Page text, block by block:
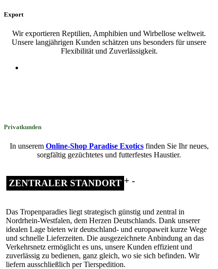
Export
Wir exportieren Reptilien, Amphibien und Wirbellose weltweit.
Unsere langjährigen Kunden schätzen uns besonders für unsere
Flexibilität und Zuverlässigkeit.
Privatkunden
In unserem Online-Shop Paradise Exoticsfinden Sie Ihr neues,
sorgfältig gezüchtetes und futterfestes Haustier.
ZENTRALER STANDORT
Das Tropenparadies liegt strategisch günstig und zentral in
Nordrhein-Westfalen, dem Herzen Deutschlands. Dank unserer
idealen Lage bieten wir deutschland- und europaweit kurze Wege
und schnelle Lieferzeiten. Die ausgezeichnete Anbindung an das
Verkehrsnetz ermöglicht es uns, unsere Kunden effizient und
zuverlässig zu bedienen, ganz gleich, wo sie sich befinden. Wir
liefern ausschließlich per Tierspedition.